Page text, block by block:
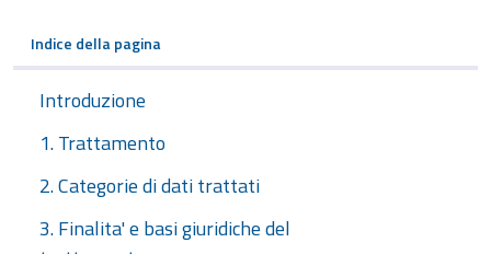
Indice della pagina
Introduzione
1. Trattamento
2. Categorie di dati trattati
3. Finalita' e basi giuridiche del